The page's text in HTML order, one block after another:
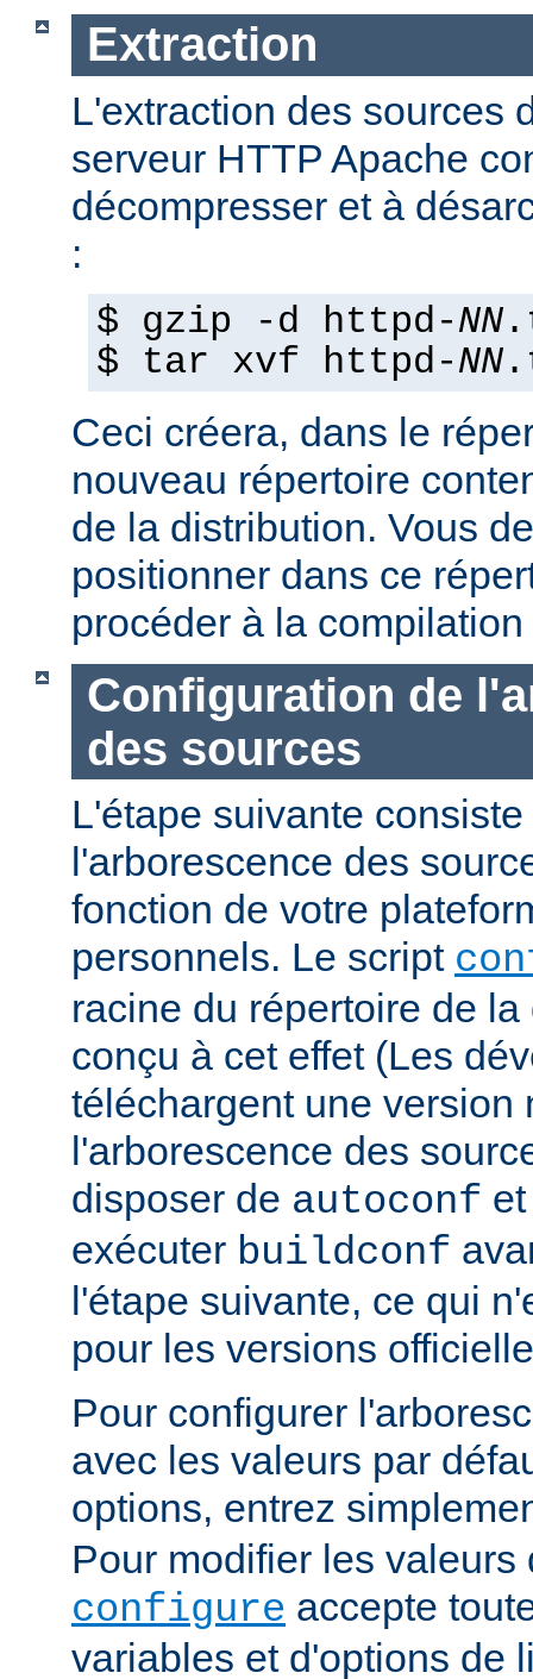
Extraction
L'extraction des sources
serveur HTTP Apache
décompresser et à
:
$ gzip -d httpd-NN
$ tar xvf httpd-NN
Ceci créera, dans le
nouveau répertoire
de la distribution. Vous
positionner dans ce
procéder à la
Configuration de
des sources
L'étape suivante
l'arborescence des
fonction de votre
personnels. Le script
racine du répertoire de
conçu à cet effet (Les
téléchargent une version
l'arborescence des
disposer de autoconf
exécuter buildconf
l'étape suivante, ce qui
pour les versions
Pour configurer
avec les valeurs par
options, entrez
Pour modifier les valeurs
configure accepte
variables et d'options de